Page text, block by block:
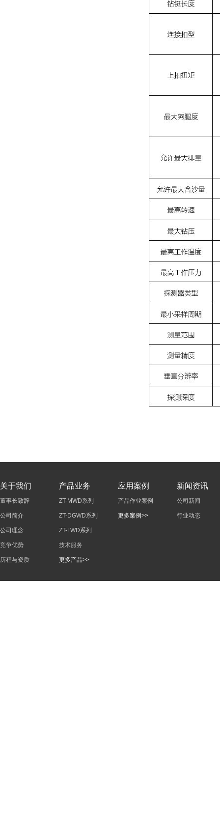
关于我们
董事长致辞
公司简介
公司理念
竞争优势
历程与资质
产品业务
ZT-MWD系列
ZT-DGWD系列
ZT-LWD系列
技术服务
更多产品>>
应用案例
产品作业案例
更多案例>>
新闻资讯
公司新闻
行业动态